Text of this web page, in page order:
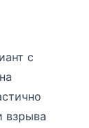
с
взрыва